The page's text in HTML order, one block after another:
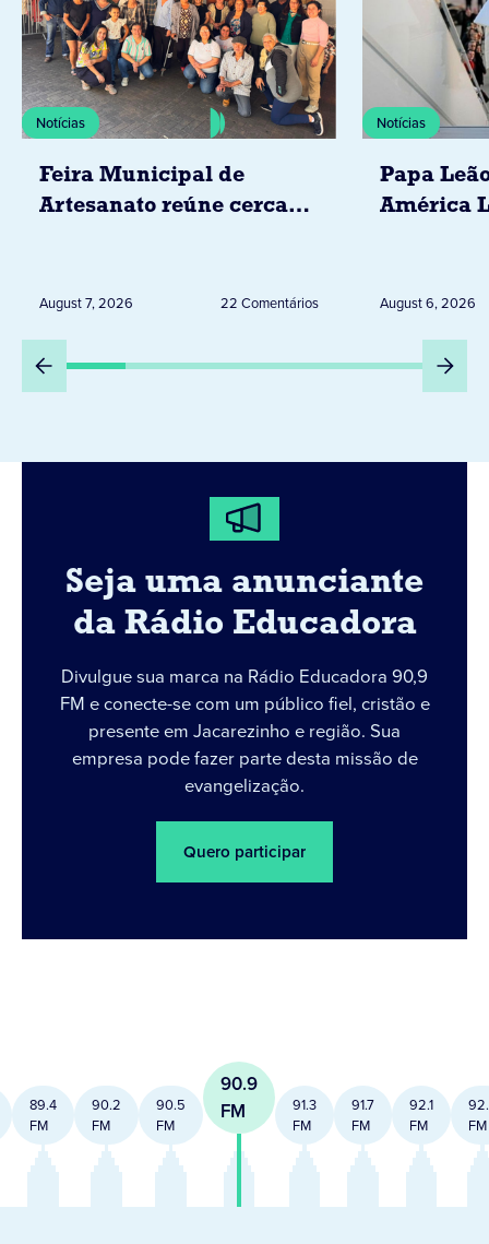
Notícias
Feira Municipal de
Artesanato reúne cerca
August 7, 2026 22 Comentários
Notícias
Papa
América
Peru
August 6, 2026
Seja uma anunciante
da Rádio Educadora
Divulgue sua marca na Rádio Educadora 90,9
FM e conecte-se com um público fiel, cristão e
presente em Jacarezinho e região. Sua
empresa pode fazer parte desta missão de
evangelização.
Quero participar
89.4
FM
90.2
FM
90.5
FM
90.9
FM
91.3
FM
91.7
FM
92.1
FM
FM